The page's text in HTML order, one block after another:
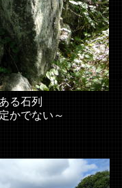
石列
かでない～